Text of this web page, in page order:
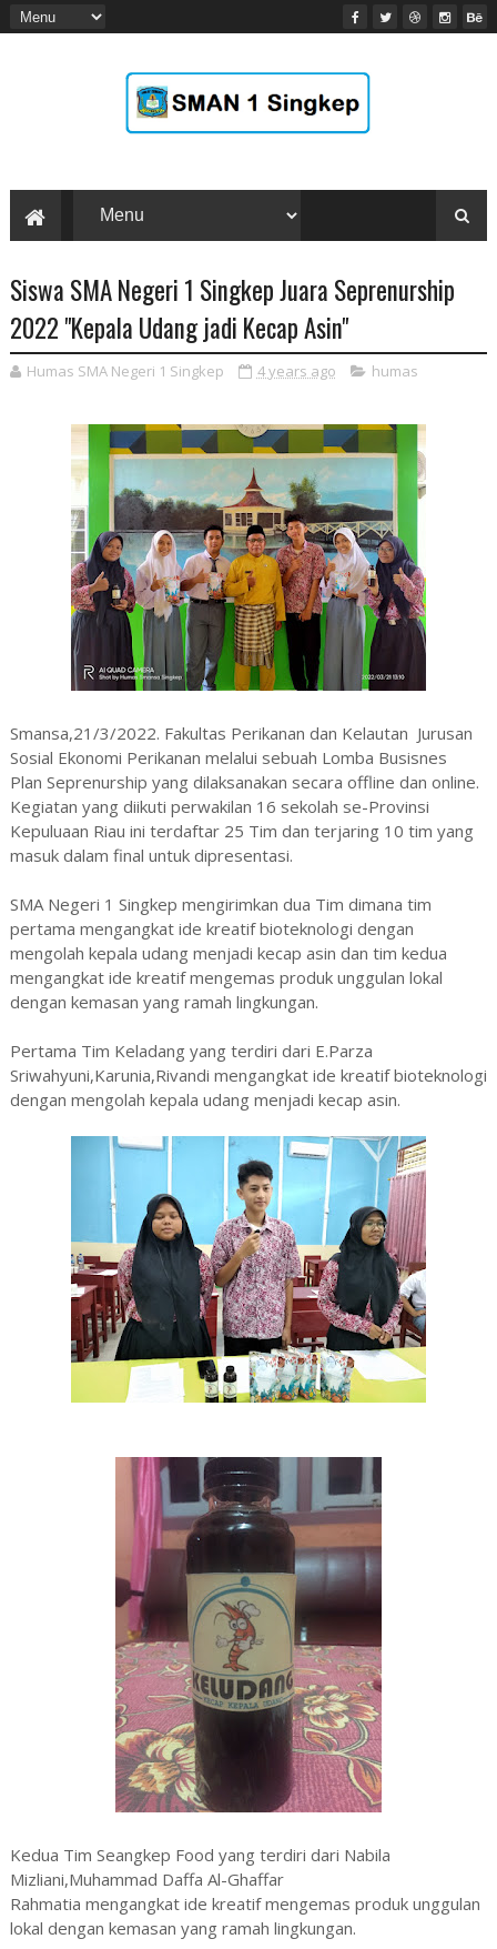
Siswa SMA Negeri 1 Singkep Juara Seprenurship
2022 "Kepala Udang jadi Kecap Asin"
Humas SMA Negeri 1 Singkep 4 years ago humas
Smansa,21/3/2022. Fakultas Perikanan dan Kelautan Jurusan
Sosial Ekonomi Perikanan melalui sebuah Lomba Busisnes
Plan Seprenurship yang dilaksanakan secara offline dan online.
Kegiatan yang diikuti perwakilan 16 sekolah se-Provinsi
Kepuluaan Riau ini terdaftar 25 Tim dan terjaring 10 tim yang
masuk dalam final untuk dipresentasi.
SMA Negeri 1 Singkep mengirimkan dua Tim dimana tim
pertama mengangkat ide kreatif bioteknologi dengan
mengolah kepala udang menjadi kecap asin dan tim kedua
mengangkat ide kreatif mengemas produk unggulan lokal
dengan kemasan yang ramah lingkungan.
Pertama Tim Keladang yang terdiri dari E.Parza
Sriwahyuni,Karunia,Rivandi mengangkat ide kreatif bioteknologi
dengan mengolah kepala udang menjadi kecap asin.
Kedua Tim Seangkep Food yang terdiri dari Nabila
Mizliani,Muhammad Daffa Al-Ghaffar
Rahmatia mengangkat ide kreatif mengemas produk unggulan
lokal dengan kemasan yang ramah lingkungan.